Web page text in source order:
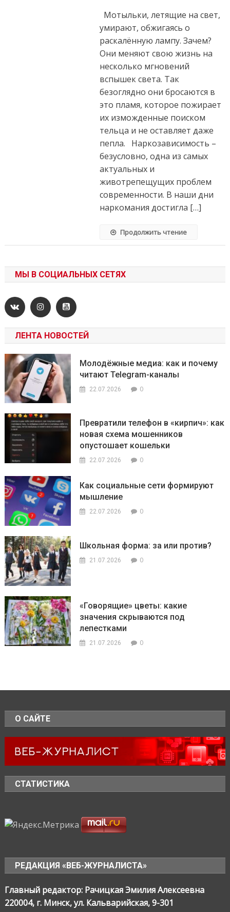
на «свет»
или тьма
в конце
тоннеля
Мотыльки, летящие на свет,
умирают, обжигаясь о
раскалённую лампу. Зачем?
Они меняют свою жизнь на
несколько мгновений
вспышек света. Так
безоглядно они бросаются в
это пламя, которое пожирает
их изможденные поиском
тельца и не оставляет даже
пепла. Наркозависимость –
безусловно, одна из самых
актуальных и
животрепещущих проблем
современности. В наши дни
наркомания достигла […]
Продолжить чтение
МЫ В СОЦИАЛЬНЫХ СЕТЯХ
ЛЕНТА НОВОСТЕЙ
Молодёжные медиа: как и почему
читают Telegram-каналы
22.07.2026 0
Превратили телефон в «кирпич»: как
новая схема мошенников
опустошает кошельки
22.07.2026 0
Как социальные сети формируют
мышление
22.07.2026 0
Школьная форма: за или против?
21.07.2026 0
«Говорящие» цветы: какие
значения скрываются под
лепестками
21.07.2026 0
О САЙТЕ
СТАТИСТИКА
РЕДАКЦИЯ «ВЕБ-ЖУРНАЛИСТА»
Главный редактор: Рачицкая Эмилия Алексеевна
220004, г. Минск, ул. Кальварийская, 9-301